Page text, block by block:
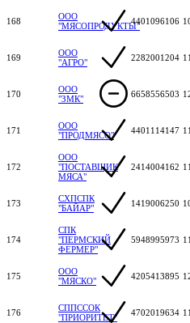
168
ООО
"МЯСОПРОДУКТЫ"4401096106
169
ООО
"АГРО"
2282001204
170
ООО
"ЗМК"
6658556503
171
ООО
"ПРОДМЯСО"
4401114147
172
ООО
"ПОСТАВЩИК
МЯСА"
2414004162
173
СХПСПК
"БАЙАР"
1419006250
174
СПК
"ПЕРМСКИЙ
ФЕРМЕР"
5948995973
175
ООО
"МЯСКО"
4205413895
176
СППССОК
"ПРИОРИТЕТ"
4702019634